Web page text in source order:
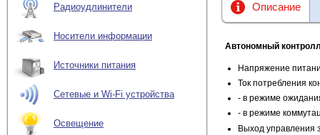
Радиоудлинители
Носители информации
Источники питания
Сетевые и Wi-Fi устройства
Освещение
Описание
Автономный
Напряжение
Ток потребления
- в режиме
- в режиме
Выход управления